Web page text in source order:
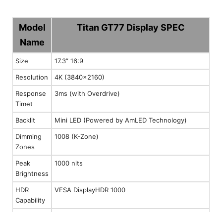
Model
Name
Titan GT77 Display SPEC
Size 17.3” 16:9
Resolution 4K (3840x2160)
Response
Timet
3ms (with Overdrive)
Backlit Mini LED (Powered by AmLED Technology)
Dimming
Zones
1008 (K-Zone)
Peak
Brightness
1000 nits
HDR
Capability
VESA DisplayHDR 1000